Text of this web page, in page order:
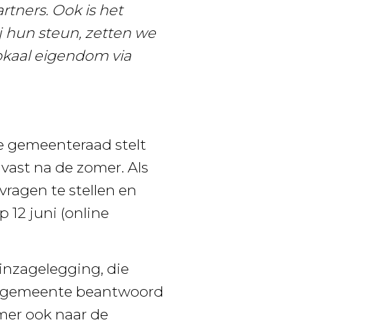
Ook is het
hun steun, zetten we
eigendom via
gemeenteraad stelt
na de zomer. Als
te stellen en
12 juni (online
die
beantwoord
ook naar de